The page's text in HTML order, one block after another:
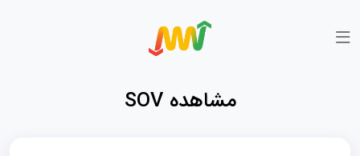
مشاهده SOV